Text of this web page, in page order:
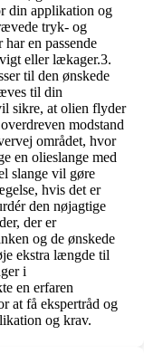
din applikation og
tryk- og
en passende
eller lækager.3.
til den ønskede
til din
sikre, at olien flyder
modstand
området, hvor
en olieslange med
slange vil gøre
hvis det er
den nøjagtige
der er
og de ønskede
ekstra længde til
i
en erfaren
at få ekspertråd og
og krav.